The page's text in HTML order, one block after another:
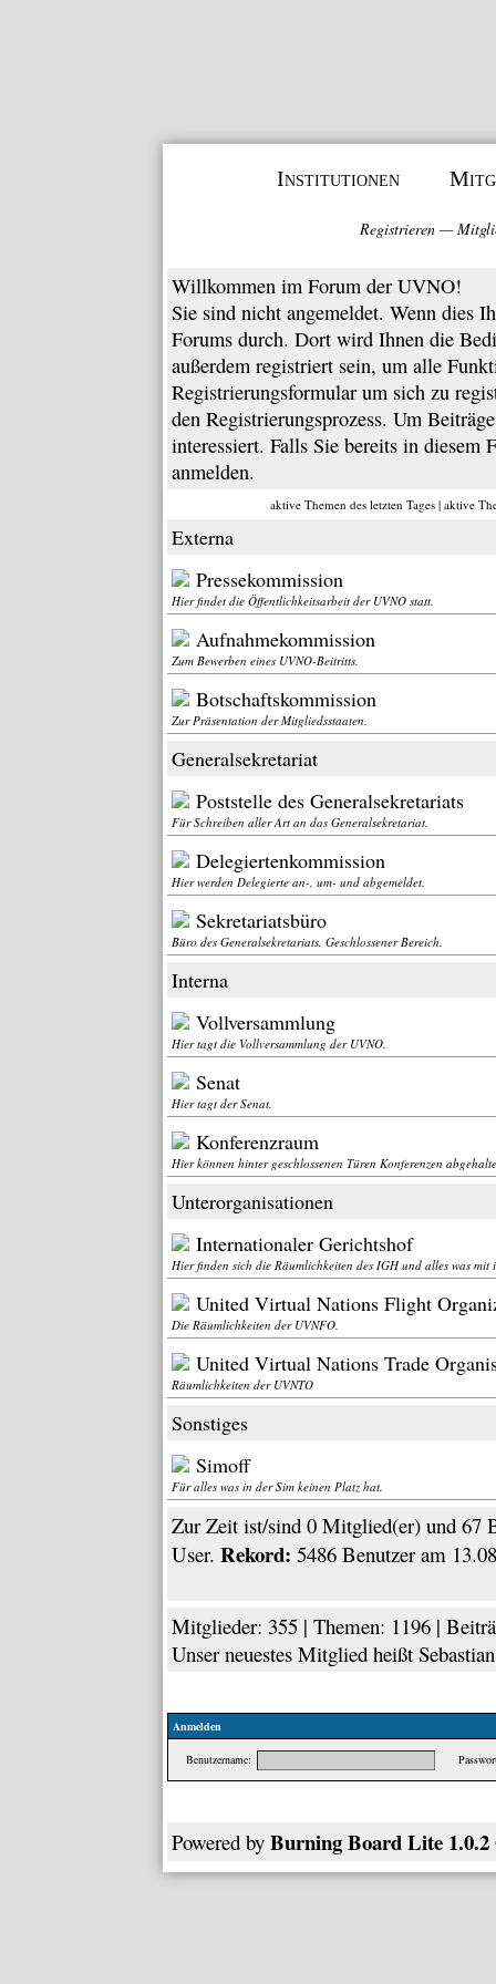
Institutionen
Registrieren—
Willkommen im Forum der UVNO!
Sie sind nicht angemeldet. Wenn dies
Forums durch. Dort wird Ihnen die
außerdem registriert sein, um alle
Registrierungsformular um sich zu
den Registrierungsprozess. Um
interessiert. Falls Sie bereits in
anmelden.
aktive Themen des letzten Tages | aktive
Externa
Pressekommission
Hier findet die Öffentlichkeitsarbeit der UVNO statt.
Aufnahmekommission
Zum Bewerben eines UVNO-Beitritts.
Botschaftskommission
Zur Präsentation der Mitgliedsstaaten.
Generalsekretariat
Poststelle des Generalsekretariats
Für Schreiben aller Art an das Generalsekretariat.
Delegiertenkommission
Hier werden Delegierte an-, um- und abgemeldet.
Sekretariatsbüro
Büro des Generalsekretariats. Geschlossener Bereich.
Interna
Vollversammlung
Hier tagt die Vollversammlung der UVNO.
Senat
Hier tagt der Senat.
Konferenzraum
Hier können hinter geschlossenen Türen Konferenzen
Unterorganisationen
Internationaler Gerichtshof
Hier finden sich die Räumlichkeiten des IGH und alles was mit
United Virtual Nations Flight
Die Räumlichkeiten der UVNFO.
United Virtual Nations Trade
Räumlichkeiten der UVNTO
Sonstiges
Simoff
Für alles was in der Sim keinen Platz hat.
Zur Zeit ist/sind 0 Mitglied(er) und 67
User. Rekord: 5486 Benutzer am
Mitglieder: 355 | Themen: 1196 |
Unser neuestes Mitglied heißt
Anmelden
Benutzername:
Powered by Burning Board Lite 1.0.2